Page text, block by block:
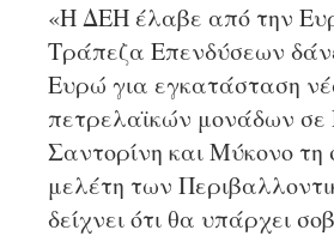
«Η ΔΕΗ έλαβε από την
Τράπεζα Επενδύσεων
Ευρώ για εγκατάσταση
πετρελαϊκών μονάδων σε
Σαντορίνη και Μύκονο τη
μελέτη των
δείχνει ότι θα υπάρχει